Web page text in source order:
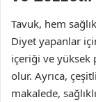
Tavuk, hem
Diyet yapanlar
içeriği ve yüksek
olur. Ayrıca,
makalede,